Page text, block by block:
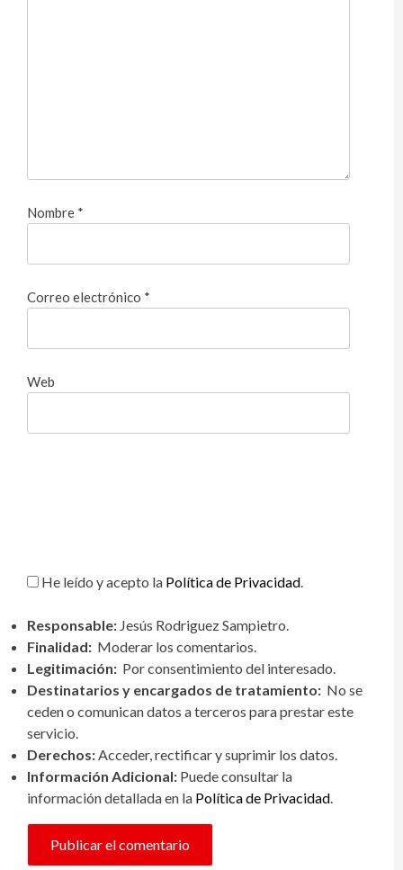
Nombre *
Correo electrónico *
Web
He leído y acepto la Política de Privacidad.
Responsable: Jesús Rodriguez Sampietro.
Finalidad: Moderar los comentarios.
Legitimación: Por consentimiento del interesado.
Destinatarios y encargados de tratamiento: No se
ceden o comunican datos a terceros para prestar este
servicio.
Derechos:Acceder, rectificar y suprimir los datos.
Información Adicional: Puede consultar la
información detallada en la Política de Privacidad.